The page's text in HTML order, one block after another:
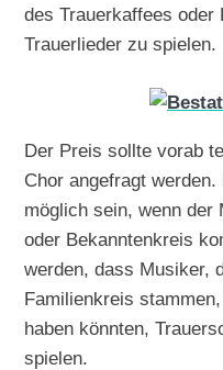
des Trauerkaffees oder
Trauerlieder zu spielen.
Der Preis sollte vorab
Chor angefragt
möglich sein, wenn der
oder Bekanntenkreis
werden, dass Musiker,
Familienkreis
haben könnten,
spielen.